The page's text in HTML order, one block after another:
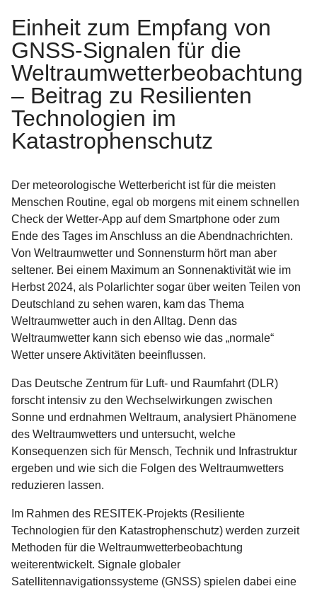
Einheit zum Empfang von
GNSS-Signalen für die
Weltraumwetterbeobachtung
– Beitrag zu Resilienten
Technologien im
Katastrophenschutz
Der meteorologische Wetterbericht ist für die meisten
Menschen Routine, egal ob morgens mit einem schnellen
Check der Wetter-App auf dem Smartphone oder zum
Ende des Tages im Anschluss an die Abendnachrichten.
Von Weltraumwetter und Sonnensturm hört man aber
seltener. Bei einem Maximum an Sonnenaktivität wie im
Herbst 2024, als Polarlichter sogar über weiten Teilen von
Deutschland zu sehen waren, kam das Thema
Weltraumwetter auch in den Alltag. Denn das
Weltraumwetter kann sich ebenso wie das „normale“
Wetter unsere Aktivitäten beeinflussen.
Das Deutsche Zentrum für Luft- und Raumfahrt (DLR)
forscht intensiv zu den Wechselwirkungen zwischen
Sonne und erdnahmen Weltraum, analysiert Phänomene
des Weltraumwetters und untersucht, welche
Konsequenzen sich für Mensch, Technik und Infrastruktur
ergeben und wie sich die Folgen des Weltraumwetters
reduzieren lassen.
Im Rahmen des RESITEK-Projekts (Resiliente
Technologien für den Katastrophenschutz) werden zurzeit
Methoden für die Weltraumwetterbeobachtung
weiterentwickelt. Signale globaler
Satellitennavigationssysteme (GNSS) spielen dabei eine